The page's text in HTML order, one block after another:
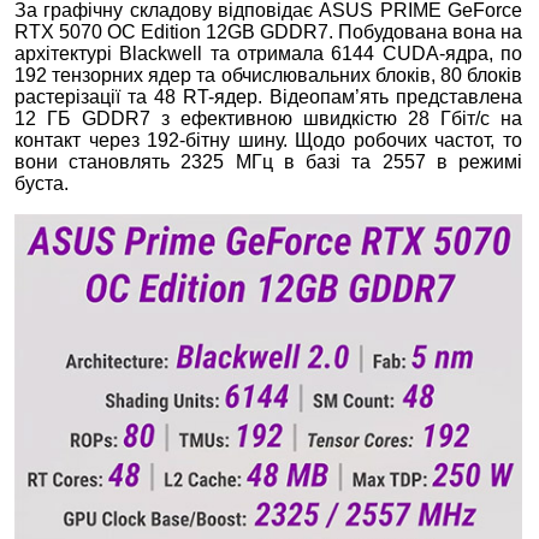
За графічну складову відповідає ASUS PRIME GeForce
RTX 5070 OC Edition 12GB GDDR7. Побудована вона на
архітектурі Blackwell та отримала 6144 CUDA-ядра, по
192 тензорних ядер та обчислювальних блоків, 80 блоків
растерізації та 48 RT-ядер. Відеопам’ять представлена
12 ГБ GDDR7 з ефективною швидкістю 28 Гбіт/с на
контакт через 192-бітну шину. Щодо робочих частот, то
вони становлять 2325 МГц в базі та 2557 в режимі
буста.